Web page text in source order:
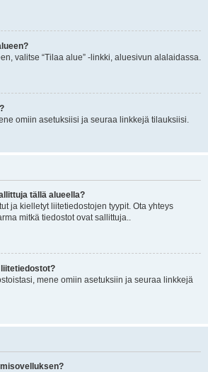
valitse “Tilaa alue” -linkki, aluesivun alalaidassa.
omiin asetuksiisi ja seuraa linkkejä tilauksiisi.
tällä alueella?
ja kielletyt liitetiedostojen tyypit. Ota yhteys
mitkä tiedostot ovat sallittuja..
mene omiin asetuksiin ja seuraa linkkejä